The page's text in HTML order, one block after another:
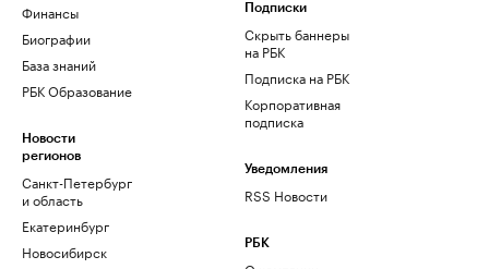
Финансы
Биографии
База знаний
РБК Образование
Новости
регионов
Санкт-Петербург
и область
Екатеринбург
Новосибирск
Подписки
Скрыть баннеры
на РБК
Подписка на РБК
Корпоративная
подписка
Уведомления
RSS Новости
РБК